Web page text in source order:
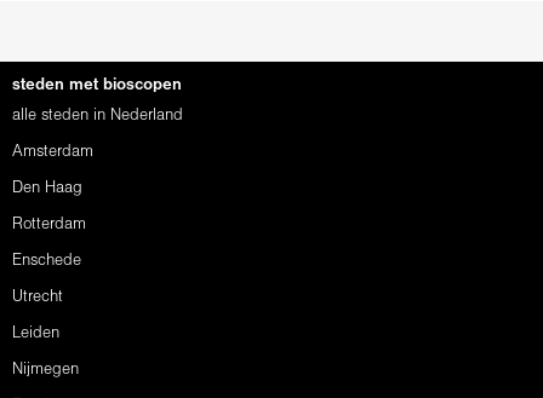
steden met bioscopen
alle steden in Nederland
Amsterdam
Den Haag
Rotterdam
Enschede
Utrecht
Leiden
Nijmegen